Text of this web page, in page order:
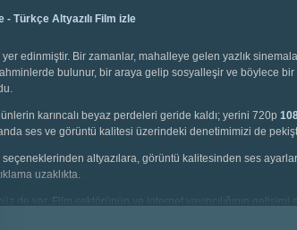
- Türkçe Altyazılı Film izle
edinmiştir. Bir zamanlar, mahalleye gelen yazlık
bulunur, bir araya gelip sosyalleşir ve böylece bir
karıncalı beyaz perdeleri geride kaldı; yerini 720p
ses ve görüntü kalitesi üzerindeki denetimimizi de
altyazılara, görüntü kalitesinden ses
uzaklıkta.
de var. Film sektörünün ve internet yayıncılığının
yetişkinler için bilim kurgu ve korku filmleri gibi geniş bir